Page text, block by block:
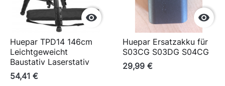

Huepar TPD14 146cm
Leichtgeweicht
Baustativ Laserstativ
54,41 €

Huepar Ersatzakku für
S03CG S03DG S04CG
29,99 €